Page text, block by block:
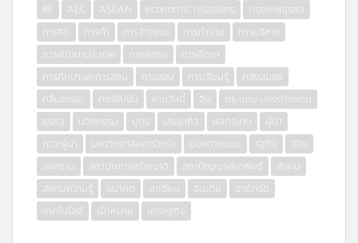
8E AEC ASEAN economic relations
กรุงเทพธุรกิจ
การคิด
การค้า การจ้างงาน การทำงาน
การบริหาร
การพัฒนาประเทศ
การลงทุน
การศึกษา
การศึกษาและการสอน
การสอน การเรียนรู้
คลังสมอง
คลื่นอารยะ
คอร์รัปชั่น งานวันนี้ จีน
ดร.แดน มองต่างแดน
ธุรกิจ
นวัตกรรม บุตร ประชากิจ ผลกระทบ
ผู้นำ
ภาวะผู้นำ
มหาวิทยาลัยฮาร์วาร์ด มองต่างแดน รัฐกิจ
วิจัย
สงคราม
สถาบันการสร้างชาติ สภาปัญญาสมาพันธ์
สังคม
สังคมความรู้
อนาคต อาเซียน อินเดีย
ฮาร์วาร์ด
เทคโนโลยี
เป้าหมาย เศรษฐกิจ